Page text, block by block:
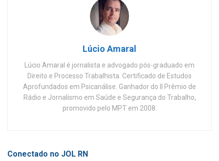
Lúcio Amaral
Lúcio Amaral é jornalista e advogado pós-graduado em
Direito e Processo Trabalhista. Certificado de Estudos
Aprofundados em Psicanálise. Ganhador do II Prêmio de
Rádio e Jornalismo em Saúde e Segurança do Trabalho,
promovido pelo MPT em 2008.
Conectado no JOL RN